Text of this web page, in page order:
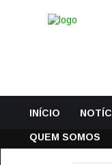
INÍCIO
QUEM SOMOS